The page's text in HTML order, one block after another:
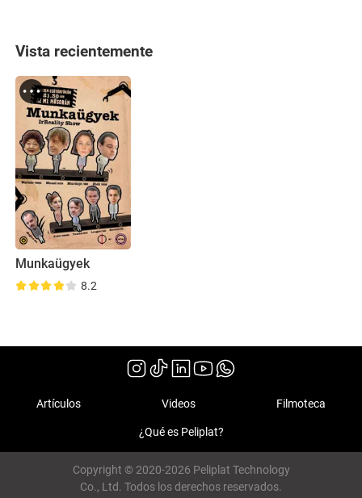
Vista recientemente
Munkaügyek
8.2
Artículos Videos Filmoteca
¿Qué es Peliplat?
Copyright © 2020-2026 Peliplat Technology
Co., Ltd. Todos los derechos reservados.